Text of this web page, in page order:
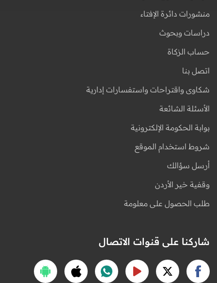
منشورات دائرة الإفتاء
دراسات وبحوث
حساب الزكاة
اتصل بنا
شكاوى واقتراحات واستفسارات إدارية
الأسئلة الشائعة
بوابة الحكومة الإلكترونية
شروط استخدام الموقع
أرسل سؤالك
وقفية خير الأردن
طلب الحصول على معلومة
شاركنا على قنوات الاتصال